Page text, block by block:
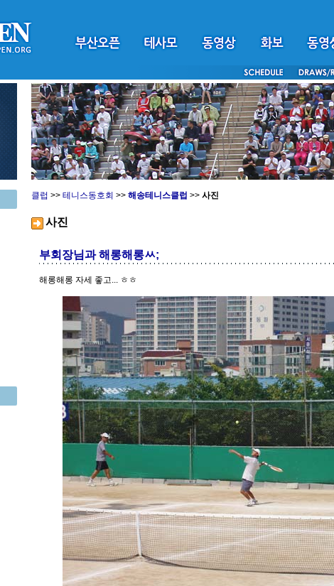
클럽 >> 테니스동호회 >> 해송테니스클럽 >> 사진
사진
부회장님과 해롱해롱ㅆ;
해롱해롱 자세 좋고... ㅎㅎ